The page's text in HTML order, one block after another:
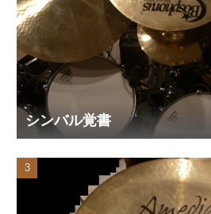
シンバル覚書